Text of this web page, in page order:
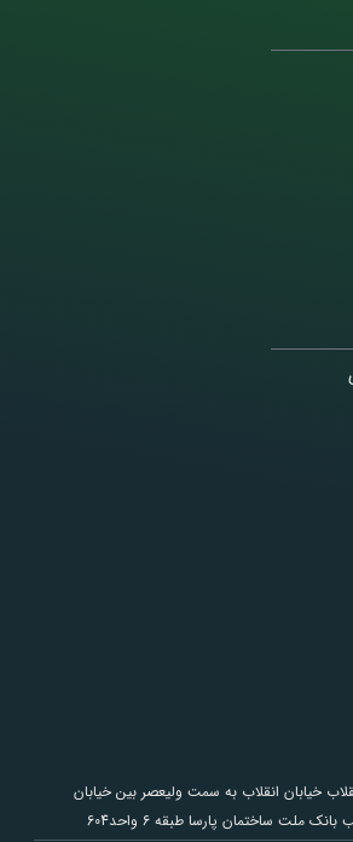
خیابان انقلاب به سمت ولیعصر بین خیابان
ملت ساختمان پارسا طبقه 6 واحد604